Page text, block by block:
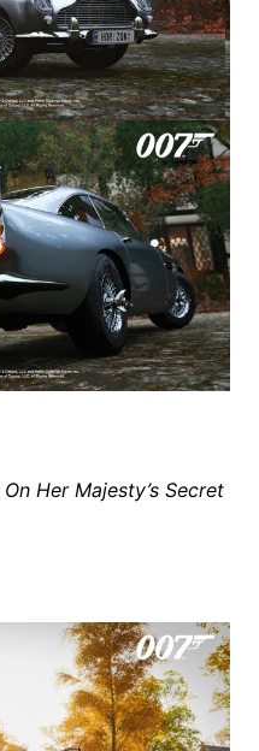
On Her Majesty’s Secret